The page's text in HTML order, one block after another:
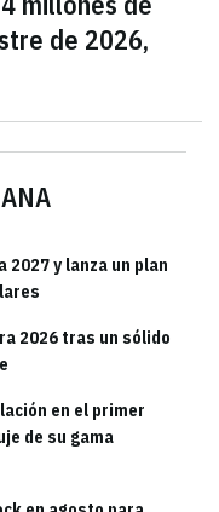
y lanza un plan
2026 tras un sólido
en el primer
de su gama
de 2026,